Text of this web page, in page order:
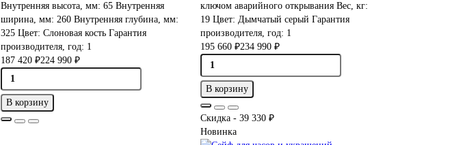
Внутренняя высота, мм: 65Внутренняя
ширина, мм: 260Внутренняя глубина, мм:
325Цвет: Слоновая костьГарантия
производителя, год: 1
187 420 ₽224 990 ₽
В корзину
ключом аварийного открывания Вес, кг:
19 Цвет:Дымчатый серый Гарантия
производителя, год: 1
195 660 ₽234 990 ₽
В корзину
Скидка - 39 330 ₽
Новинка